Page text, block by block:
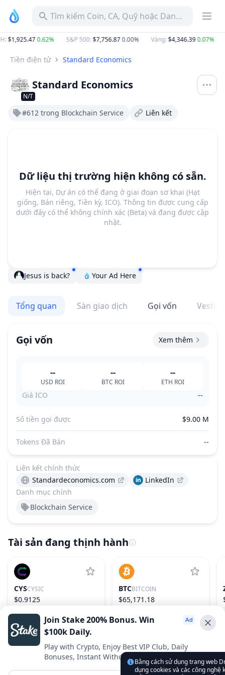
Tìm kiếm Coin, CA, Quỹ hoặc Danh mục
: $1,925.470.62% S&P 500: $7,756.870.00% Vàng: $4,346.390.07%
Tiền điện tử Standard Economics
N/T
Standard Economics
#612 trong Blockchain Service Liên kết
Dữ liệu thị trường hiện không có sẵn.
Hiện tại, Dự án có thể đang ở giai đoạn sơ khai (Hạt
giống, Bán riêng, Tiền kỳ, ICO). Thông tin được cung cấp
dưới đây có thể không chính xác (Beta) và đang được cập
nhật.
Jesus is back? Your Ad Here
Tổng quan Sàn giao dịch Gọi vốn Vesting
Gọi vốn Xem thêm
--
USD ROI
--
BTC ROI
--
ETH ROI
Giá ICO --
Số tiền gọi được $9.00 M
Tokens Đã Bán --
Danh mục chính
Blockchain Service
Liên kết chính thức
Standardeconomics.com
LinkedIn
Tài sản đang thịnh hành
CYSCYSIC
$0.9125
BTCBITCOIN
$65,171.18
Advertise With Us ⭐️
Interested in advertising? Reach us outBằng cách sử dụng trang web
dụng cookies và các công nghệ
Join Stake 200% Bonus. Win
$100k Daily.
Play with Crypto, Enjoy Best VIP Club, Daily
Bonuses, Instant Withdrawals.